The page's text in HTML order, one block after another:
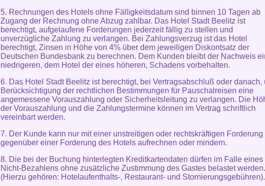
5. Rechnungen des Hotels ohne Fälligkeitsdatum sind binnen 10 Tagen ab
Zugang der Rechnung ohne Abzug zahlbar. Das Hotel Stadt Beelitz ist
berechtigt, aufgelaufene Forderungen jederzeit fällig zu stellen und
unverzügliche Zahlung zu verlangen. Bei Zahlungsverzug ist das Hotel
berechtigt, Zinsen in Höhe von 4% über dem jeweiligen Diskontsatz der
Deutschen Bundesbank zu berechnen. Dem Kunden bleibt der Nachweis
niedrigeren, dem Hotel der eines höheren, Schadens vorbehalten.
6. Das Hotel Stadt Beelitz ist berechtigt, bei Vertragsabschluß oder danach,
Berücksichtigung der rechtlichen Bestimmungen für Pauschalreisen eine
angemessene Vorauszahlung oder Sicherheitsleitung zu verlangen. Die
der Vorauszahlung und die Zahlungstermine können im Vertrag schriftlich
vereinbart werden.
7. Der Kunde kann nur mit einer unstreitigen oder rechtskräftigen Forderung
gegenüber einer Forderung des Hotels aufrechnen oder mindern.
8. Die bei der Buchung hinterlegten Kreditkartendaten dürfen im Falle eines
Nicht-Bezahlens ohne zusätzliche Zustimmung des Gastes belastet werden.
(Hierzu gehören: Hotelaufenthalts-, Restaurant- und Stornierungsgebühren).